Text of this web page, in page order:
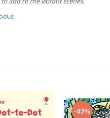
-43%